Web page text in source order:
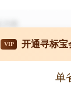
VIP 开通寻标宝
单